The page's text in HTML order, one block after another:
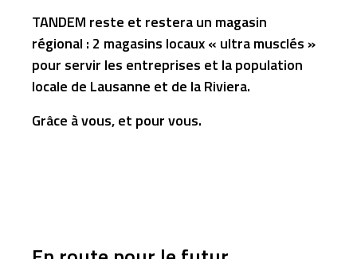
TANDEM reste et restera un magasin
régional : 2 magasins locaux « ultra musclés »
pour servir les entreprises et la population
locale de Lausanne et de la Riviera.
Grâce à vous, et pour vous.